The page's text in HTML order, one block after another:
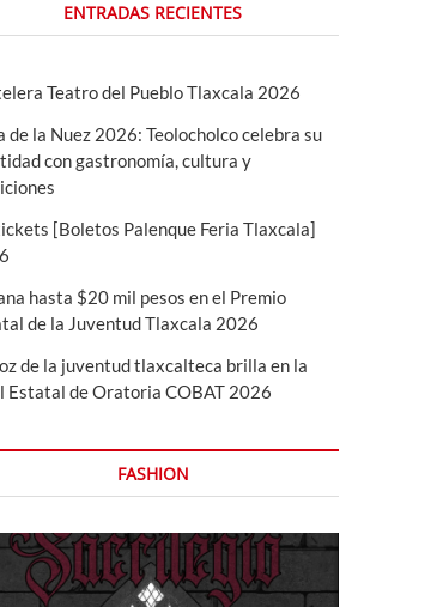
e
ENTRADAS RECIENTES
Teatro del Pueblo Tlaxcala 2026
de la Nuez 2026: Teolocholco celebra su
con gastronomía, cultura y
[Boletos Palenque Feria Tlaxcala]
hasta $20 mil pesos en el Premio
de la Juventud Tlaxcala 2026
de la juventud tlaxcalteca brilla en la
Estatal de Oratoria COBAT 2026
FASHION